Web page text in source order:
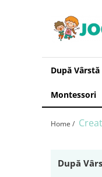
După Vârstă
După Vârstă
Montessori
Home /
După